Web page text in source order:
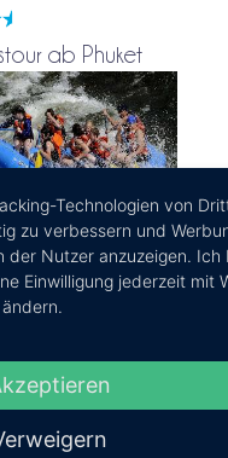
ab Phuket
Rafting -
Nga
ab
Technologien von
zu verbessern und
der Nutzer anzuzeigen. Ich
Einwilligung jederzeit mit